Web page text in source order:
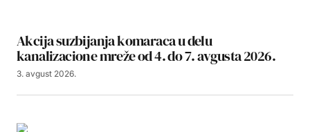
Akcija suzbijanja komaraca u delu
kanalizacione mreže od 4. do 7. avgusta 2026.
3. avgust 2026.